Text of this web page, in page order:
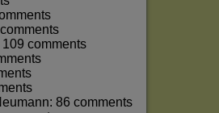
comments
86 comments